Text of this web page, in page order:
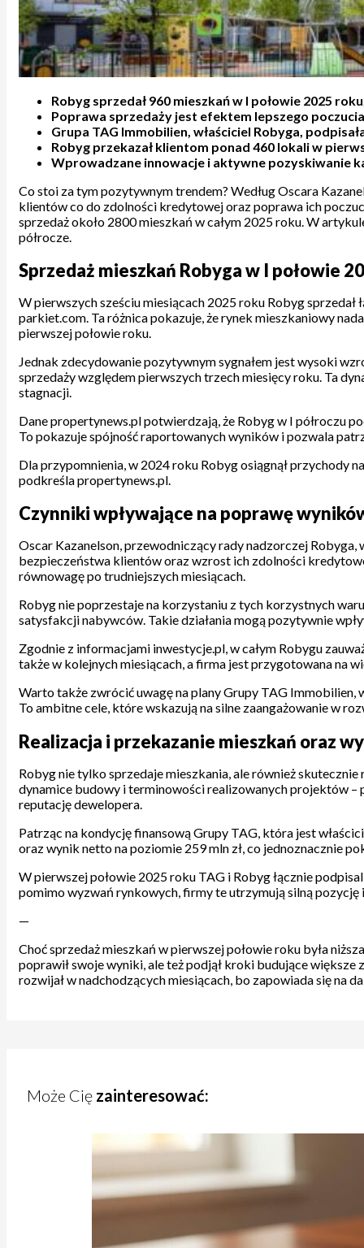
Robyg sprzedał 960 mieszkań w I połowie 2025
Poprawa sprzedaży jest efektem lepszego
Grupa TAG Immobilien, właściciel Robyga,
Robyg przekazał klientom ponad 460 lokali w
Wprowadzane innowacje i aktywne pozyskiwanie
Co stoi za tym pozytywnym trendem? Według Oscara
klientów co do zdolności kredytowej oraz poprawa ich
sprzedaż około 2800 mieszkań w całym 2025 roku. W
półrocze.
Sprzedaż mieszkań Robyga w I połowie
W pierwszych sześciu miesiącach 2025 roku Robyg
parkiet.com. Ta różnica pokazuje, że rynek mieszkaniowy
pierwszej połowie roku.
Jednak zdecydowanie pozytywnym sygnałem jest wysoki
sprzedaży względem pierwszych trzech miesięcy roku. Ta
stagnacji.
Dane propertynews.pl potwierdzają, że Robyg w I półroczu
To pokazuje spójność raportowanych wyników i pozwala
Dla przypomnienia, w 2024 roku Robyg osiągnął przychody
podkreśla propertynews.pl.
Czynniki wpływające na poprawę
Oscar Kazanelson, przewodniczący rady nadzorczej
bezpieczeństwa klientów oraz wzrost ich zdolności
równowagę po trudniejszych miesiącach.
Robyg nie poprzestaje na korzystaniu z tych korzystnych
satysfakcji nabywców. Takie działania mogą pozytywnie
Zgodnie z informacjami inwestycje.pl, w całym Robygu
także w kolejnych miesiącach, a firma jest przygotowana na
Warto także zwrócić uwagę na plany Grupy TAG Immobilien,
To ambitne cele, które wskazują na silne zaangażowanie w
Realizacja i przekazanie mieszkań oraz
Robyg nie tylko sprzedaje mieszkania, ale również
dynamice budowy i terminowości realizowanych projektów –
reputację dewelopera.
Patrząc na kondycję finansową Grupy TAG, która jest
oraz wynik netto na poziomie 259 mln zł, co jednoznacznie
W pierwszej połowie 2025 roku TAG i Robyg łącznie
pomimo wyzwań rynkowych, firmy te utrzymują silną pozycję
—
Choć sprzedaż mieszkań w pierwszej połowie roku była
poprawił swoje wyniki, ale też podjął kroki budujące
rozwijał w nadchodzących miesiącach, bo zapowiada się na
Może Cię zainteresować: